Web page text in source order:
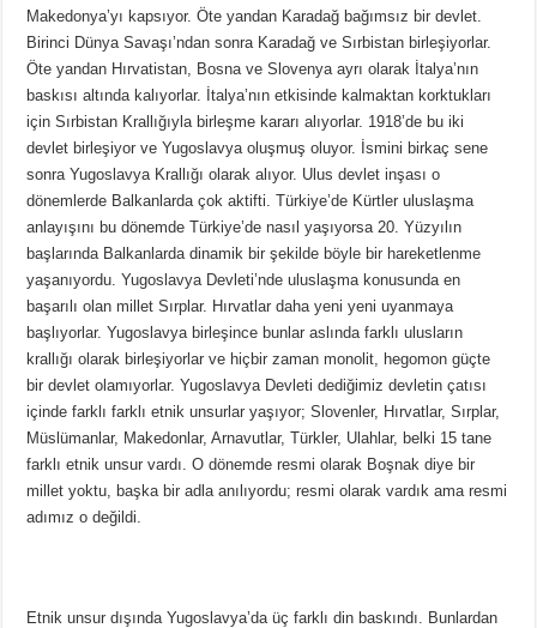
Makedonya’yı kapsıyor. Öte yandan Karadağ bağımsız bir devlet.
Birinci Dünya Savaşı’ndan sonra Karadağ ve Sırbistan birleşiyorlar.
Öte yandan Hırvatistan, Bosna ve Slovenya ayrı olarak İtalya’nın
baskısı altında kalıyorlar. İtalya’nın etkisinde kalmaktan korktukları
için Sırbistan Krallığıyla birleşme kararı alıyorlar. 1918’de bu iki
devlet birleşiyor ve Yugoslavya oluşmuş oluyor. İsmini birkaç sene
sonra Yugoslavya Krallığı olarak alıyor. Ulus devlet inşası o
dönemlerde Balkanlarda çok aktifti. Türkiye’de Kürtler uluslaşma
anlayışını bu dönemde Türkiye’de nasıl yaşıyorsa 20. Yüzyılın
başlarında Balkanlarda dinamik bir şekilde böyle bir hareketlenme
yaşanıyordu. Yugoslavya Devleti’nde uluslaşma konusunda en
başarılı olan millet Sırplar. Hırvatlar daha yeni yeni uyanmaya
başlıyorlar. Yugoslavya birleşince bunlar aslında farklı ulusların
krallığı olarak birleşiyorlar ve hiçbir zaman monolit, hegomon güçte
bir devlet olamıyorlar. Yugoslavya Devleti dediğimiz devletin çatısı
içinde farklı farklı etnik unsurlar yaşıyor; Slovenler, Hırvatlar, Sırplar,
Müslümanlar, Makedonlar, Arnavutlar, Türkler, Ulahlar, belki 15 tane
farklı etnik unsur vardı. O dönemde resmi olarak Boşnak diye bir
millet yoktu, başka bir adla anılıyordu; resmi olarak vardık ama resmi
adımız o değildi.
Etnik unsur dışında Yugoslavya’da üç farklı din baskındı. Bunlardan